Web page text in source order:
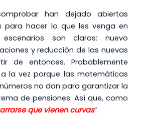
han dejado abiertas
para hacer lo que les venga en
son claros: nuevo
y reducción de las nuevas
de entonces. Probablemente
la vez porque las matemáticas
no dan para garantizar la
de pensiones. Así que, como
que vienen curvas”.